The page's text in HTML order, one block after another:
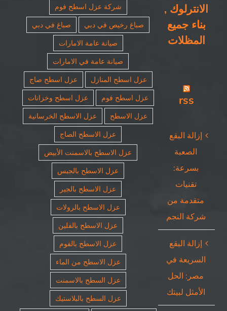
الانترلوك ,
بناء جميع
المظلات
rss
إزالة البقع
الصعبة
بسرعة:
تقنيات
متقدمة من
شركة النجم
إزالة البقع
السريعة في
مصر: الحل
الأمثل لبيتك
شركة عزل اسطح فوم
صباغ رخيص في دبي
صباغ في دبي
صيانة عامة الامارات
صيانة عامة في الامارات
عزل اسطح المنازل
عزل اسطح صاج
عزل اسطح فوم
عزل اسطح وخزانات
عزل الاسطح
عزل الاسطح الخرسانية
عزل الاسطح الصاج
عزل الاسطح بالاسمنت الأبيض
عزل الاسطح بالجبس
عزل الاسطح بالجير
عزل الاسطح بالرولات
عزل الاسطح بالفلين
عزل الاسطح بالفوم
عزل الاسطح من الماء
عزل السطح بالاسمنت
عزل السطح بالبلاستيك